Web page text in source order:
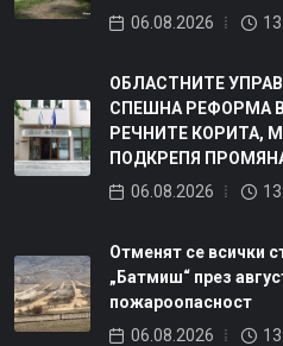
06.08.2026
ОБЛАСТНИТЕ
СПЕШНА РЕФОРМА
РЕЧНИТЕ КОРИТА,
ПОДКРЕПЯ
06.08.2026
Отменят се всички
„Батмиш“ през
пожароопасност
06.08.2026